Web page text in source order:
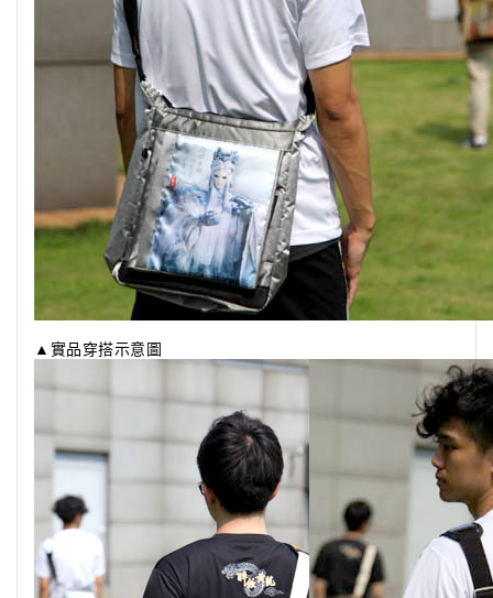
▲實品穿搭示意圖